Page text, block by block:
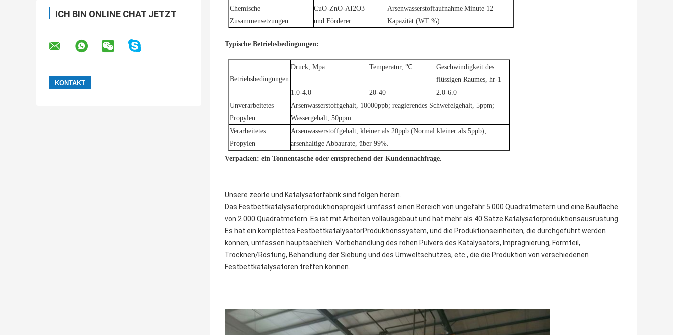
ICH BIN ONLINE CHAT JETZT
Chemische
Zusammensetzungen
CuO-ZnO-AI2O3
und Förderer
Arsenwasserstoffaufnahme
Kapazität (WT %)
Minute 12
Typische Betriebsbedingungen:
Betriebsbedingungen
Druck, Mpa Temperatur, ℃
Geschwindigkeit des
flüssigen Raumes, hr-1
1.0-4.0
20-40
2.0-6.0
Unverarbeitetes
Propylen
Arsenwasserstoffgehalt, 10000ppb; reagierendes Schwefelgehalt, 5ppm;
Wassergehalt, 50ppm
Verarbeitetes
Propylen
Arsenwasserstoffgehalt, kleiner als 20ppb (Normal kleiner als 5ppb);
arsenhaltige Abbaurate, über 99%.
Verpacken: ein Tonnentasche oder entsprechend der Kundennachfrage.
Unsere zeoite und Katalysatorfabrik sind folgen herein.
Das Festbettkatalysatorproduktionsprojekt umfasst einen Bereich von ungefähr 5.000 Quadratmetern und eine Baufläche
von 2.000 Quadratmetern. Es ist mit Arbeiten vollausgebaut und hat mehr als 40 Sätze Katalysatorproduktionsausrüstung.
Es hat ein komplettes FestbettkatalysatorProduktionssystem, und die Produktionseinheiten, die durchgeführt werden
können, umfassen hauptsächlich: Vorbehandlung des rohen Pulvers des Katalysators, Imprägnierung, Formteil,
Trocknen/Röstung, Behandlung der Siebung und des Umweltschutzes, etc., die die Produktion von verschiedenen
Festbettkatalysatoren treffen können.